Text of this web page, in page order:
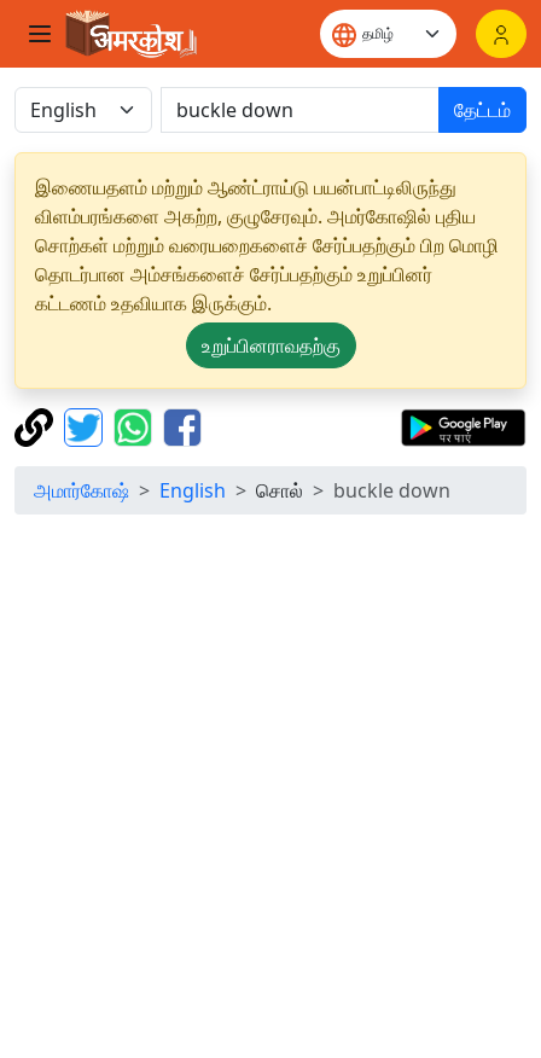
தேட்டம்
இணையதளம் மற்றும் ஆண்ட்ராய்டு பயன்பாட்டிலிருந்து
விளம்பரங்களை அகற்ற, குழுசேரவும். அமர்கோஷில் புதிய
சொற்கள் மற்றும் வரையறைகளைச் சேர்ப்பதற்கும் பிற மொழி
தொடர்பான அம்சங்களைச் சேர்ப்பதற்கும் உறுப்பினர்
கட்டணம் உதவியாக இருக்கும்.
உறுப்பினராவதற்கு
அமார்கோஷ் English சொல் buckle down